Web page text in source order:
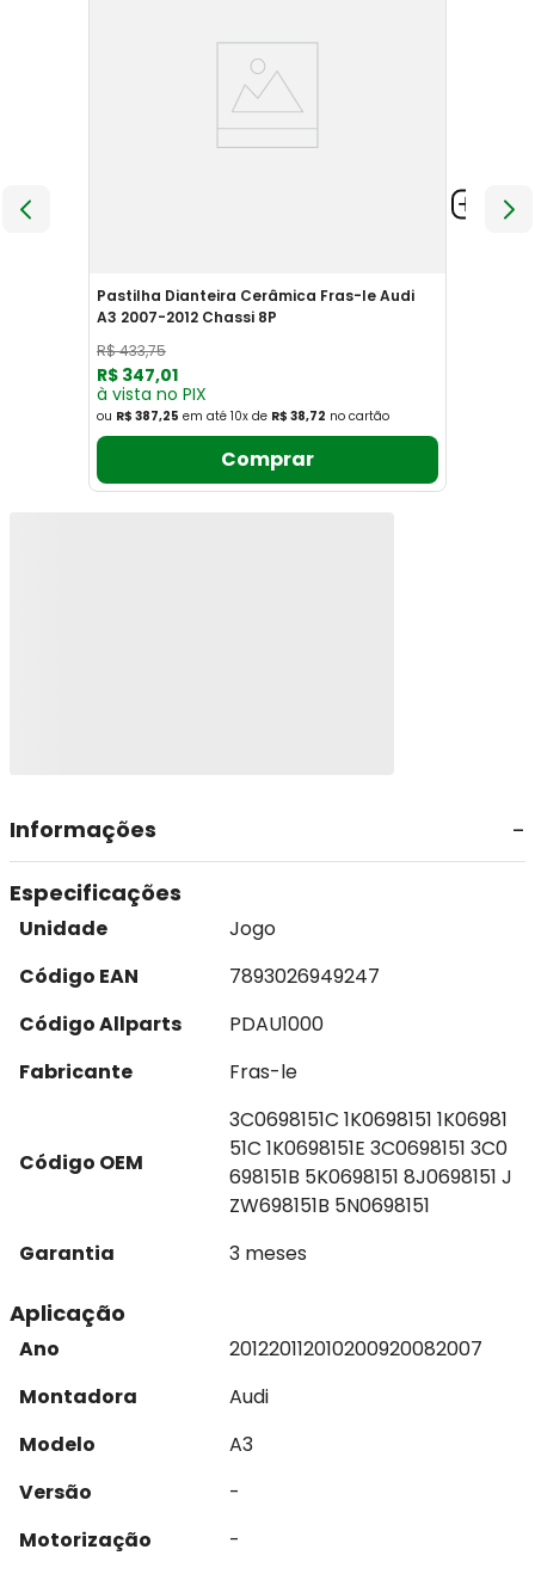
Pastilha Dianteira Cerâmica Fras-le Audi
A3 2007-2012 Chassi 8P
R$433,75
R$ 347,01
à vista no PIX
ou R$ 387,25 em até 10x de R$ 38,72 no cartão
Comprar
Informações
Especificações
Unidade
Jogo
Código EAN
7893026949247
Código Allparts
PDAU1000
Fabricante
Fras-le
Código OEM
3C0698151C 1K0698151 1K06981
51C 1K0698151E 3C0698151 3C0
698151B 5K0698151 8J0698151 J
ZW698151B 5N0698151
Garantia
3 meses
Aplicação
Ano 201220112010200920082007
Montadora
Audi
Modelo
A3
Versão
-
Motorização
-